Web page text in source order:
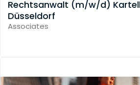
Rechtsanwalt (m/w/d)
Düsseldorf
Associates